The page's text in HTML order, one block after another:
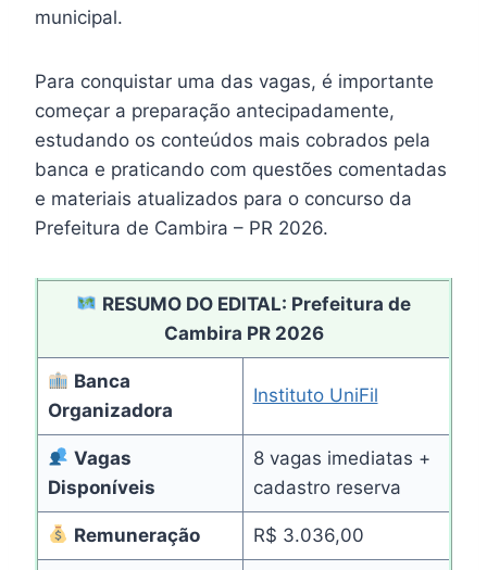
municipal.
Para conquistar uma das vagas, é importante
começar a preparação antecipadamente,
estudando os conteúdos mais cobrados pela
banca e praticando com questões comentadas
e materiais atualizados para o concurso da
Prefeitura de Cambira – PR 2026.
RESUMO DO EDITAL: Prefeitura de
Cambira PR 2026
Banca
Organizadora
Instituto UniFil
Vagas
Disponíveis
8 vagas imediatas +
cadastro reserva
Remuneração R$ 3.036,00